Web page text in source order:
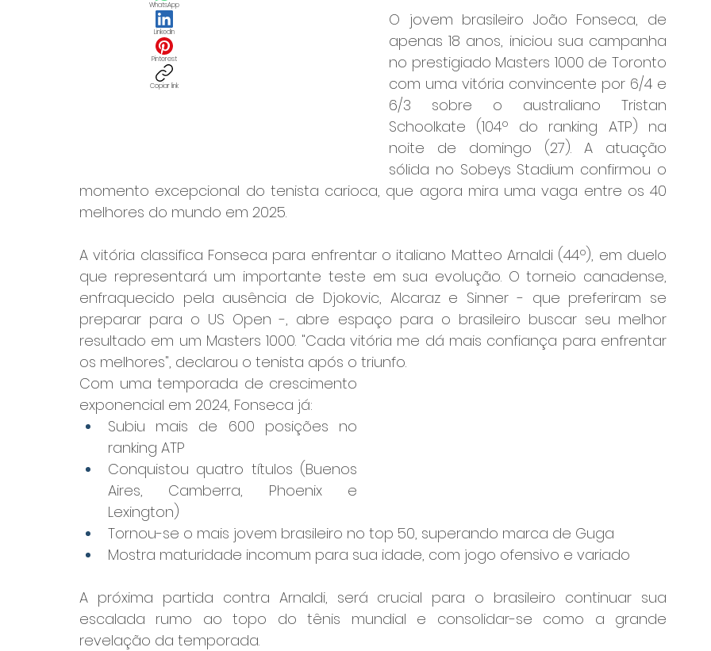
O jovem brasileiro João Fonseca, de
apenas 18 anos, iniciou sua campanha
no prestigiado Masters 1000 de Toronto
com uma vitória convincente por 6/4 e
6/3 sobre o australiano Tristan
Schoolkate (104º do ranking ATP) na
noite de domingo (27). A atuação
sólida no Sobeys Stadium confirmou o
momento excepcional do tenista carioca, que agora mira uma vaga entre os 40
melhores do mundo em 2025.
A vitória classifica Fonseca para enfrentar o italiano Matteo Arnaldi (44º), em duelo
que representará um importante teste em sua evolução. O torneio canadense,
enfraquecido pela ausência de Djokovic, Alcaraz e Sinner - que preferiram se
preparar para o US Open -, abre espaço para o brasileiro buscar seu melhor
resultado em um Masters 1000. "Cada vitória me dá mais confiança para enfrentar
os melhores", declarou o tenista após o triunfo.
Com uma temporada de crescimento
exponencial em 2024, Fonseca já:
Subiu mais de 600 posições no
ranking ATP
Conquistou quatro títulos (Buenos
Aires, Camberra, Phoenix e
Lexington)
Tornou-se o mais jovem brasileiro no top 50, superando marca de Guga
Mostra maturidade incomum para sua idade, com jogo ofensivo e variado
A próxima partida contra Arnaldi, será crucial para o brasileiro continuar sua
escalada rumo ao topo do tênis mundial e consolidar-se como a grande
revelação da temporada.
WhatsApp
LinkedIn
Pinterest
Copiar link